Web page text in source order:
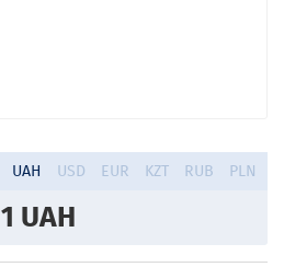
UAH USD EUR KZT RUB PLN
1 UAH